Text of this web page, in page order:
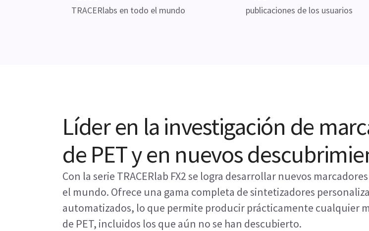
TRACERlabs en todo el mundo publicaciones de los usuarios
Líder en la investigación de
de PET y en nuevos
Con la serie TRACERlab FX2 se logra desarrollar nuevos
el mundo. Ofrece una gama completa de sintetizadores
automatizados, lo que permite producir prácticamente cualquier
de PET, incluidos los que aún no se han descubierto.